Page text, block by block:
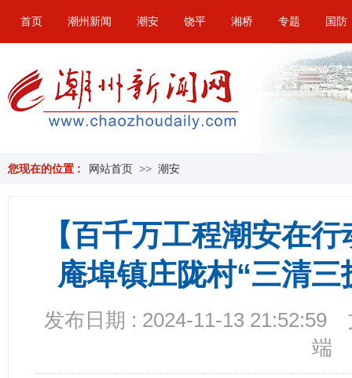
首页 潮州新闻 潮安 饶平 湘桥 专题 国防
您现在的位置 : 网站首页 >> 潮安
【百千万工程潮安在
庵埠镇庄陇村“三清
发布日期 : 2024-11-13 21:52:59
端